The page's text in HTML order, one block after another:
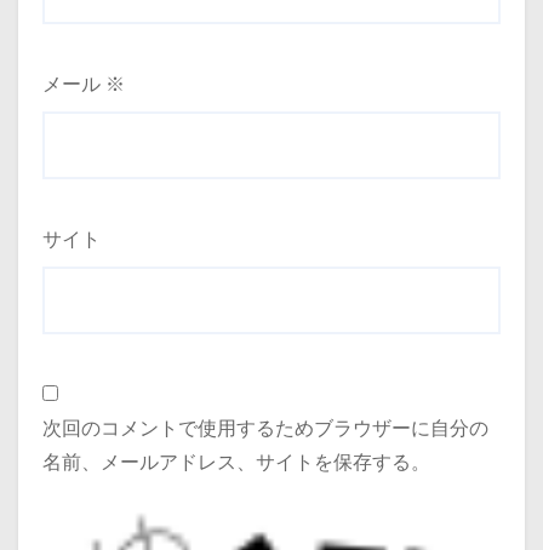
メール ※
サイト
次回のコメントで使用するためブラウザーに自分の
名前、メールアドレス、サイトを保存する。